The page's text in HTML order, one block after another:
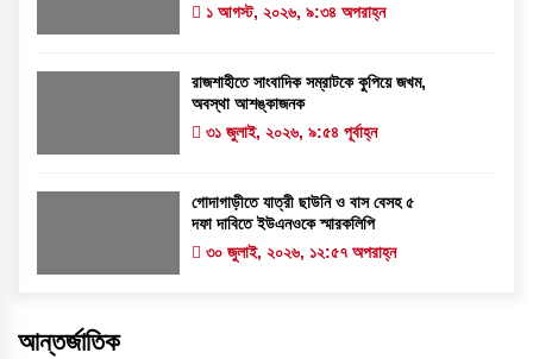
১ আগস্ট, ২০২৬, ৯:৩৪ অপরাহ্ন
রাজশাহীতে সাংবাদিক সম্রাটকে কুপিয়ে জখম,
অবস্থা আশঙ্কাজনক
৩১ জুলাই, ২০২৬, ৯:৫৪ পূর্বাহ্ন
গোদাগাড়ীতে যাত্রী ছাউনি ও বাস বেসহ ৫
দফা দাবিতে ইউএনওকে স্মারকলিপি
৩০ জুলাই, ২০২৬, ১২:৫৭ অপরাহ্ন
আন্তর্জাতিক